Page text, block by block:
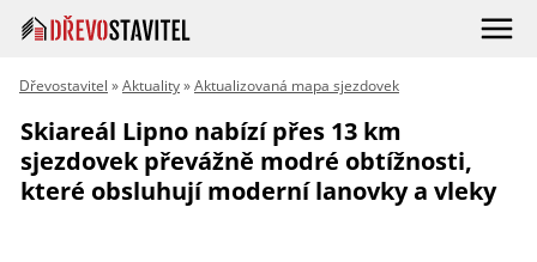
Dřevostavitel »Aktuality»Aktualizovaná mapa sjezdovek
Skiareál Lipno nabízí přes 13 km
sjezdovek převážně modré obtížnosti,
které obsluhují moderní lanovky a vleky